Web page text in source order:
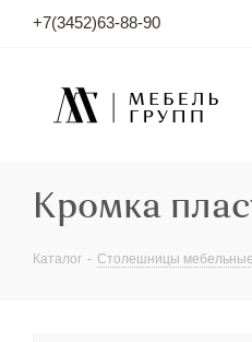
+7(3452)63-88-90
Кромка
Каталог - Столешницы